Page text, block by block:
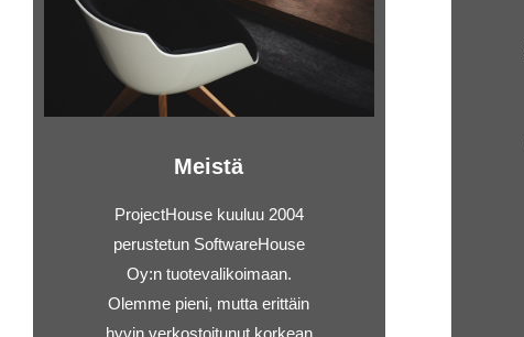
Meistä
ProjectHouse kuuluu 2004
perustetun SoftwareHouse
Oy:n tuotevalikoimaan.
Olemme pieni, mutta erittäin
hyvin verkostoitunut korkean